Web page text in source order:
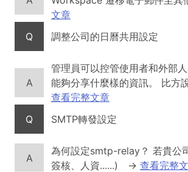
文章
Q
調整公司的日曆共用設定
A
管理員可以控管使用者和外部
能夠分享什麼樣的資訊。 比方
查看完整文章
Q
SMTP轉發設定
A
為何設定smtp-relay？ 若貴公
簽核、人資......)
→ 查看完整